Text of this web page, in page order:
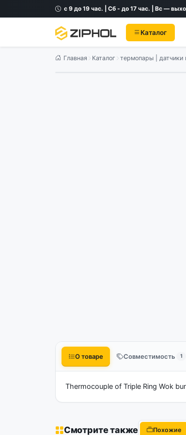
с 9 до 19 час. | Сб - до 17 час. | Вс —
Каталог
Главная Каталог термопары | датчики
О товаре Совместимость 1
Thermocouple of Triple Ring Wok
Смотрите также Похожие